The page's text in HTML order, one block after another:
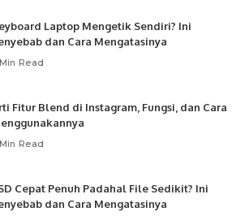
Laptop Mengetik Sendiri? Ini
dan Cara Mengatasinya
Read
Fitur Blend di Instagram, Fungsi, dan Cara
Read
Cepat Penuh Padahal File Sedikit? Ini
dan Cara Mengatasinya